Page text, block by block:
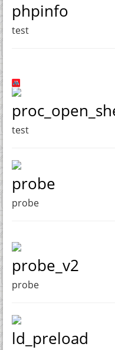
phpinfo
test
test
probe
probe
probe_v2
probe
ld_preload